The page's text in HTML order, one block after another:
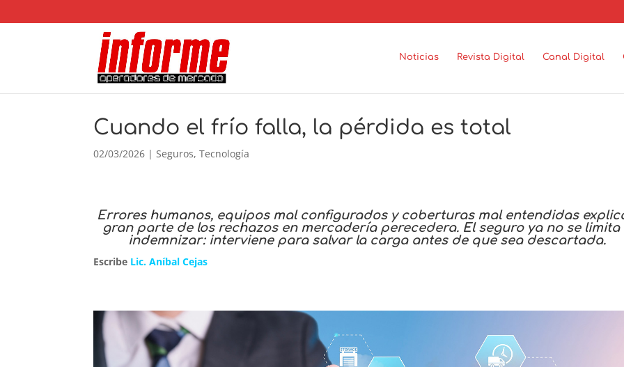
Noticias Revista Digital Canal Digital
Cuando el frío falla, la pérdida es total
02/03/2026 |Seguros,Tecnología
Errores humanos, equipos mal configurados y coberturas mal entendidas
gran parte de los rechazos en mercadería perecedera. El seguro ya no se limita
indemnizar: interviene para salvar la carga antes de que sea descartada.
Escribe Lic. Aníbal Cejas